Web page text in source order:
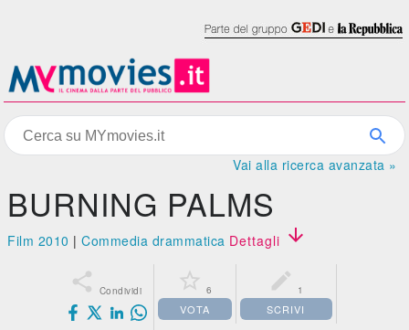
Vai alla ricerca avanzata »
BURNING PALMS
Film 2010 |Commedia drammatica Dettagli 
 Condividi  6
VOTA
 1
SCRIVI